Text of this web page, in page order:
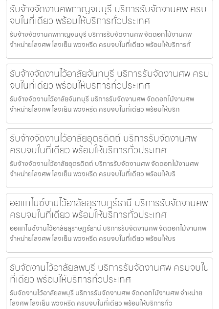
รับจ้างจัดงานศพกาญจนบุรี บริการรับจัดงานศพ ครบ
จบในที่เดียว พร้อมให้บริการทั่วประเทศ
รับจ้างจัดงานศพกาญจนบุรี บริการรับจัดงานศพ จัดดอกไม้งานศพ
จำหน่ายโลงศพ โลงเย็น พวงหรีด ครบจบในที่เดียว พร้อมให้บริการทั่
รับจ้างจัดงานไว้อาลัยจันทบุรี บริการรับจัดงานศพ ครบ
จบในที่เดียว พร้อมให้บริการทั่วประเทศ
รับจ้างจัดงานไว้อาลัยจันทบุรี บริการรับจัดงานศพ จัดดอกไม้งานศพ
จำหน่ายโลงศพ โลงเย็น พวงหรีด ครบจบในที่เดียว พร้อมให้บริก
รับจ้างจัดงานไว้อาลัยอุตรดิตถ์ บริการรับจัดงานศพ
ครบจบในที่เดียว พร้อมให้บริการทั่วประเทศ
รับจ้างจัดงานไว้อาลัยอุตรดิตถ์ บริการรับจัดงานศพ จัดดอกไม้งานศพ
จำหน่ายโลงศพ โลงเย็น พวงหรีด ครบจบในที่เดียว พร้อมให้บริ
ออแกไนซ์งานไว้อาลัยสุราษฎร์ธานี บริการรับจัดงานศพ
ครบจบในที่เดียว พร้อมให้บริการทั่วประเทศ
ออแกไนซ์งานไว้อาลัยสุราษฎร์ธานี บริการรับจัดงานศพ จัดดอกไม้งานศพ
จำหน่ายโลงศพ โลงเย็น พวงหรีด ครบจบในที่เดียว พร้อมให้บร
รับจัดงานไว้อาลัยลพบุรี บริการรับจัดงานศพ ครบจบใน
ที่เดียว พร้อมให้บริการทั่วประเทศ
รับจัดงานไว้อาลัยลพบุรี บริการรับจัดงานศพ จัดดอกไม้งานศพ จำหน่าย
โลงศพ โลงเย็น พวงหรีด ครบจบในที่เดียว พร้อมให้บริการทั่ว